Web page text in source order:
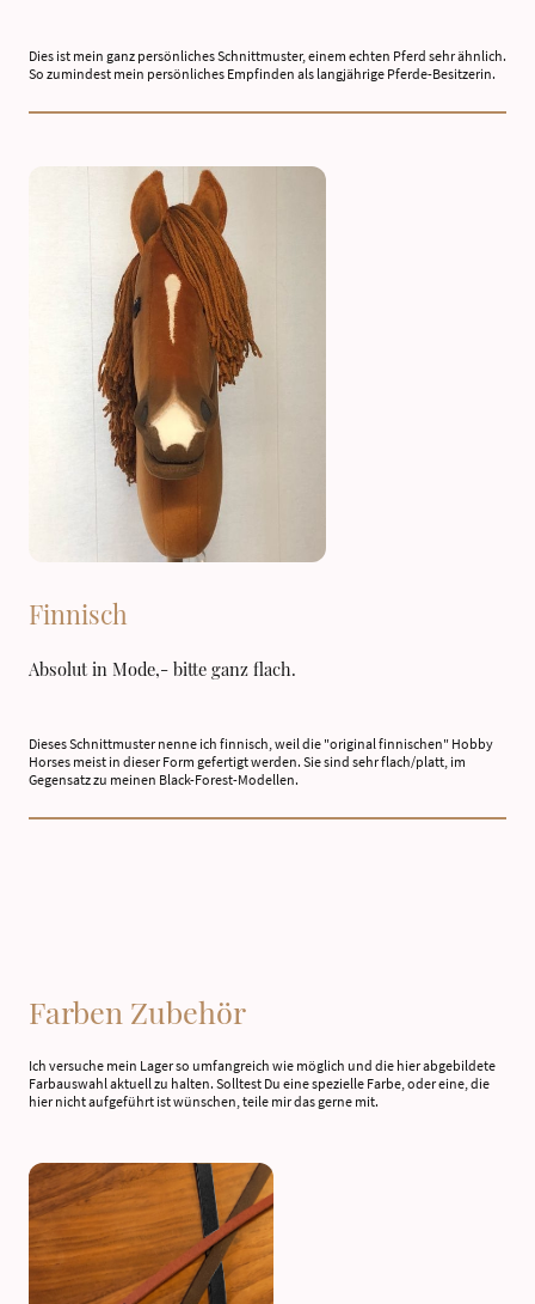
Dies ist mein ganz persönliches Schnittmuster, einem echten Pferd sehr ähnlich.
So zumindest mein persönliches Empfinden als langjährige Pferde-Besitzerin.
Finnisch
Absolut in Mode,- bitte ganz flach.
Dieses Schnittmuster nenne ich finnisch, weil die "original finnischen" Hobby
Horses meist in dieser Form gefertigt werden. Sie sind sehr flach/platt, im
Gegensatz zu meinen Black-Forest-Modellen.
Farben Zubehör
Ich versuche mein Lager so umfangreich wie möglich und die hier abgebildete
Farbauswahl aktuell zu halten. Solltest Du eine spezielle Farbe, oder eine, die
hier nicht aufgeführt ist wünschen, teile mir das gerne mit.